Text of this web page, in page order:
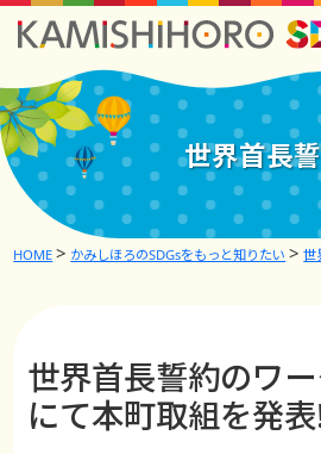
世界首長
HOME かみしほろのSDGsをもっと知りたい 世
世界首長誓約のワ
にて本町取組を発